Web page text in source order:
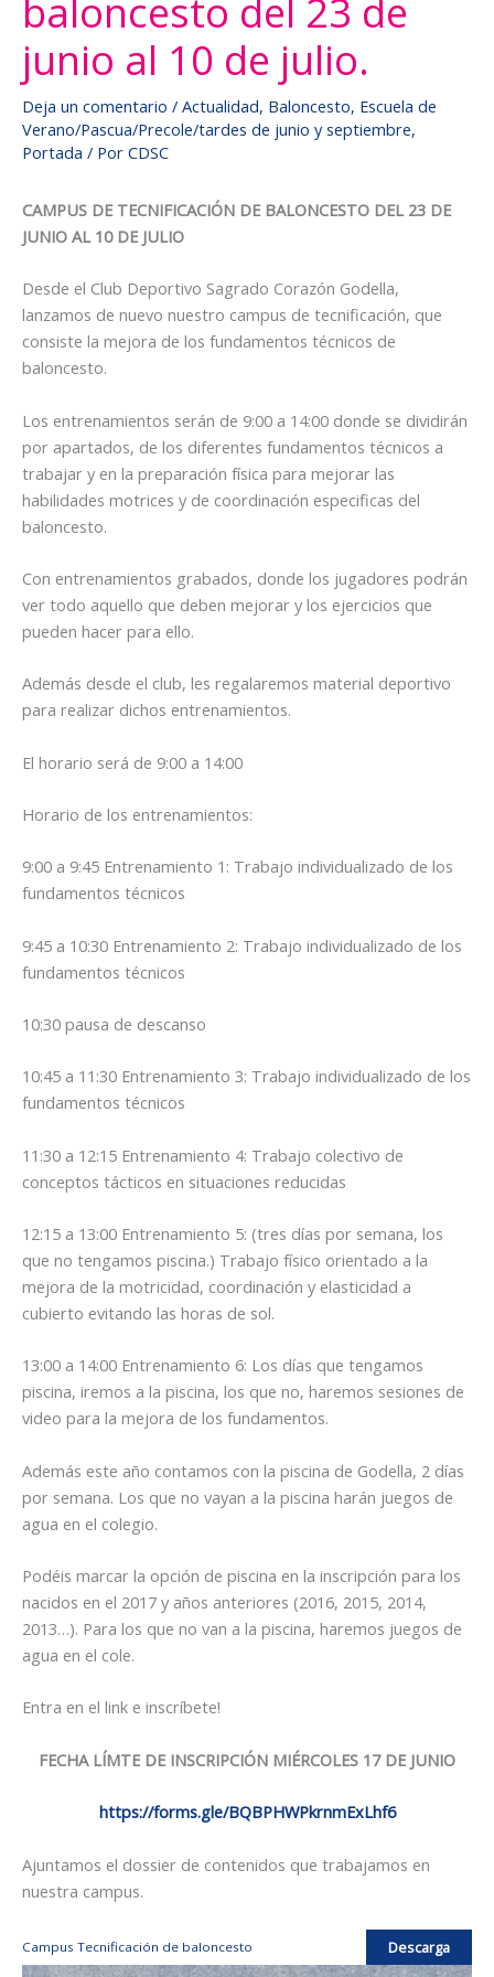
baloncesto del 23 de
junio al 10 de julio.
Deja un comentario / Actualidad, Baloncesto, Escuela de
Verano/Pascua/Precole/tardes de junio y septiembre,
Portada / Por CDSC
CAMPUS DE TECNIFICACIÓN DE BALONCESTO DEL 23 DE
JUNIO AL 10 DE JULIO
Desde el Club Deportivo Sagrado Corazón Godella,
lanzamos de nuevo nuestro campus de tecnificación, que
consiste la mejora de los fundamentos técnicos de
baloncesto.
Los entrenamientos serán de 9:00 a 14:00 donde se dividirán
por apartados, de los diferentes fundamentos técnicos a
trabajar y en la preparación física para mejorar las
habilidades motrices y de coordinación especificas del
baloncesto.
Con entrenamientos grabados, donde los jugadores podrán
ver todo aquello que deben mejorar y los ejercicios que
pueden hacer para ello.
Además desde el club, les regalaremos material deportivo
para realizar dichos entrenamientos.
El horario será de 9:00 a 14:00
Horario de los entrenamientos:
9:00 a 9:45 Entrenamiento 1: Trabajo individualizado de los
fundamentos técnicos
9:45 a 10:30 Entrenamiento 2: Trabajo individualizado de los
fundamentos técnicos
10:30 pausa de descanso
10:45 a 11:30 Entrenamiento 3: Trabajo individualizado de los
fundamentos técnicos
11:30 a 12:15 Entrenamiento 4: Trabajo colectivo de
conceptos tácticos en situaciones reducidas
12:15 a 13:00 Entrenamiento 5: (tres días por semana, los
que no tengamos piscina.) Trabajo físico orientado a la
mejora de la motricidad, coordinación y elasticidad a
cubierto evitando las horas de sol.
13:00 a 14:00 Entrenamiento 6: Los días que tengamos
piscina, iremos a la piscina, los que no, haremos sesiones de
video para la mejora de los fundamentos.
Además este año contamos con la piscina de Godella, 2 días
por semana. Los que no vayan a la piscina harán juegos de
agua en el colegio.
Podéis marcar la opción de piscina en la inscripción para los
nacidos en el 2017 y años anteriores (2016, 2015, 2014,
2013…). Para los que no van a la piscina, haremos juegos de
agua en el cole.
Entra en el link e inscríbete!
FECHA LÍMTE DE INSCRIPCIÓN MIÉRCOLES 17 DE JUNIO
https://forms.gle/BQBPHWPkrnmExLhf6
Ajuntamos el dossier de contenidos que trabajamos en
nuestra campus.
Campus Tecnificación de baloncesto Descarga